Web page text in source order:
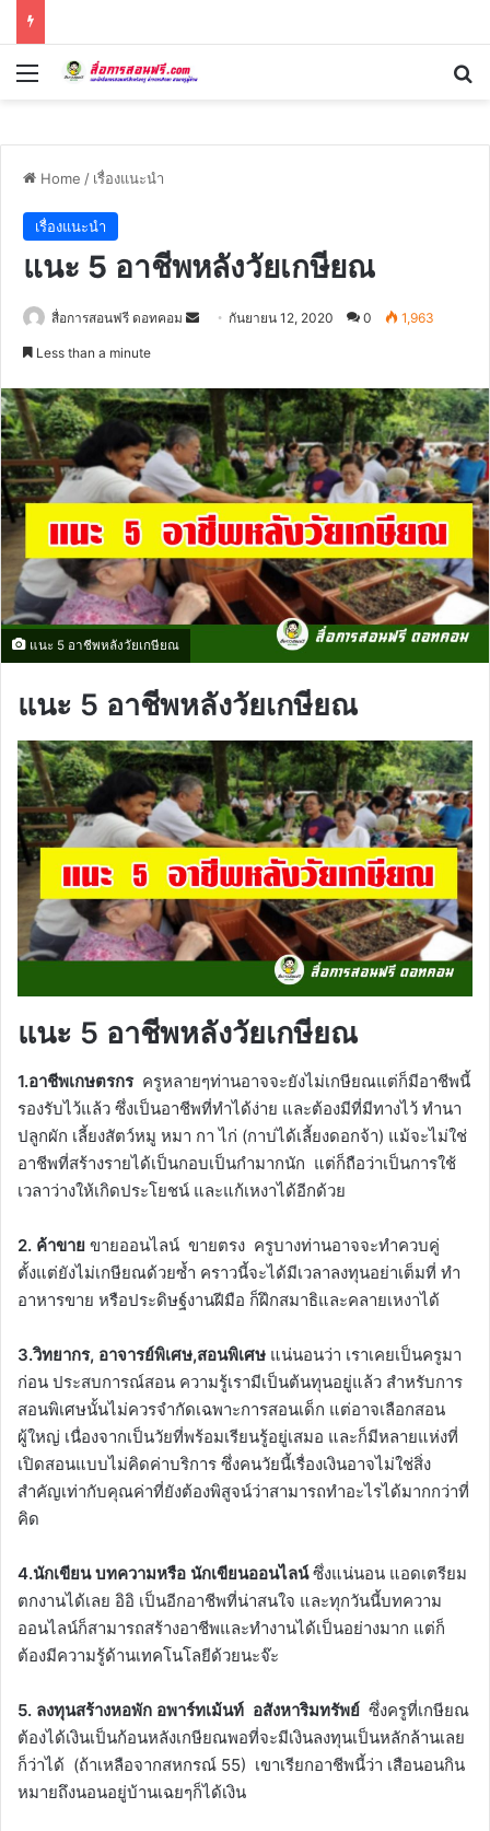
Menu
Home / เรื่องแนะนำ
เรื่องแนะนำ
แนะ 5 อาชีพหลังวัยเกษียณ
สื่อการสอนฟรี ดอทคอม
Send กันยายน 12, 2020 0 1,963
Less than a minute
แนะ 5 อาชีพหลังวัยเกษียณ
แนะ 5 อาชีพหลังวัยเกษียณ
แนะ 5 อาชีพหลังวัยเกษียณ
1.อาชีพเกษตรกรครูหลายๆท่านอาจจะยังไม่เกษียณแต่ก็มีอาชีพนี้
รองรับไว้แล้ว ซึ่งเป็นอาชีพที่ทำได้ง่าย และต้องมีที่มีทางไว้ ทำนา
ปลูกผัก เลี้ยงสัตว์หมู หมา กา ไก่ (กาบ่ได้เลี้ยงดอกจ้า) แม้จะไม่ใช่
อาชีพที่สร้างรายได้เป็นกอบเป็นกำมากนัก แต่ก็ถือว่าเป็นการใช้
เวลาว่างให้เกิดประโยชน์ และแก้เหงาได้อีกด้วย
2. ค้าขาย ขายออนไลน์ ขายตรง ครูบางท่านอาจจะทำควบคู่
ตั้งแต่ยังไม่เกษียณด้วยซ้ำ คราวนี้จะได้มีเวลาลงทุนอย่าเต็มที่ ทำ
อาหารขาย หรือประดิษฐ์งานฝีมือ ก็ฝึกสมาธิและคลายเหงาได้
3.วิทยากร, อาจารย์พิเศษ,สอนพิเศษ แน่นอนว่า เราเคยเป็นครูมา
ก่อน ประสบการณ์สอน ความรู้เรามีเป็นต้นทุนอยู่แล้ว สำหรับการ
สอนพิเศษนั้นไม่ควรจำกัดเฉพาะการสอนเด็ก แต่อาจเลือกสอน
ผู้ใหญ่ เนื่องจากเป็นวัยที่พร้อมเรียนรู้อยู่เสมอ และก็มีหลายแห่งที่
เปิดสอนแบบไม่คิดค่าบริการ ซึ่งคนวัยนี้เรื่องเงินอาจไม่ใช่สิ่ง
สำคัญเท่ากับคุณค่าที่ยังต้องพิสูจน์ว่าสามารถทำอะไรได้มากกว่าที่
คิด
4.นักเขียน บทความหรือ นักเขียนออนไลน์ซึ่งแน่นอน แอดเตรียม
ตกงานได้เลย อิอิ เป็นอีกอาชีพที่น่าสนใจ และทุกวันนี้บทความ
ออนไลน์ก็สามารถสร้างอาชีพและทำงานได้เป็นอย่างมาก แต่ก็
ต้องมีความรู้ด้านเทคโนโลยีด้วยนะจ๊ะ
5. ลงทุนสร้างหอพัก อพาร์ทเม้นท์ อสังหาริมทรัพย์ ซึ่งครูที่เกษียณ
ต้องได้เงินเป็นก้อนหลังเกษียณพอที่จะมีเงินลงทุนเป็นหลักล้านเลย
ก็ว่าได้ (ถ้าเหลือจากสหกรณ์ 55) เขาเรียกอาชีพนี้ว่า เสือนอนกิน
หมายถึงนอนอยู่บ้านเฉยๆก็ได้เงิน